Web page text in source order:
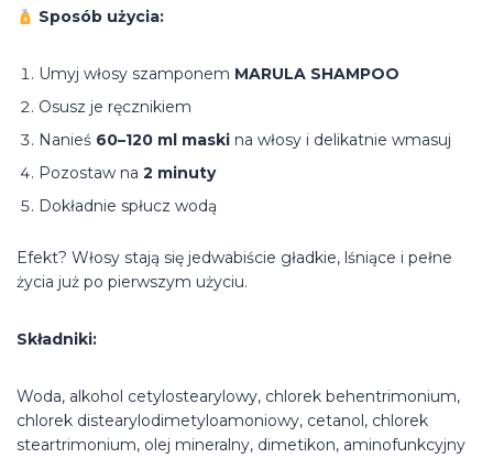
Sposób użycia:
Umyj włosy szamponem MARULA SHAMPOO
Osusz je ręcznikiem
Nanieś 60–120 ml maski na włosy i delikatnie wmasuj
Pozostaw na 2 minuty
Dokładnie spłucz wodą
Efekt? Włosy stają się jedwabiście gładkie, lśniące i pełne
życia już po pierwszym użyciu.
Składniki:
Woda, alkohol cetylostearylowy, chlorek behentrimonium,
chlorek distearylodimetyloamoniowy, cetanol, chlorek
steartrimonium, olej mineralny, dimetikon, aminofunkcyjny